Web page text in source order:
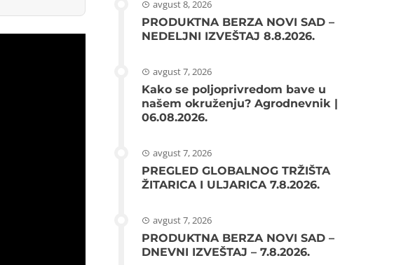
avgust 8, 2026
PRODUKTNA BERZA NOVI SAD –
NEDELJNI IZVEŠTAJ 8.8.2026.
avgust 7, 2026
Kako se poljoprivredom bave u
našem okruženju? Agrodnevnik |
06.08.2026.
avgust 7, 2026
PREGLED GLOBALNOG TRŽIŠTA
ŽITARICA I ULJARICA 7.8.2026.
avgust 7, 2026
PRODUKTNA BERZA NOVI SAD –
DNEVNI IZVEŠTAJ – 7.8.2026.